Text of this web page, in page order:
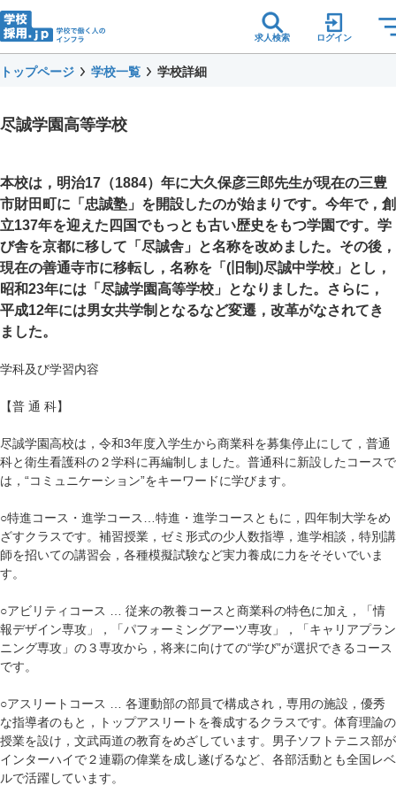
求人検索 ログイン
トップページ 学校一覧 学校詳細
尽誠学園高等学校
本校は，明治17（1884）年に大久保彦三郎先生が現在の三豊
市財田町に「忠誠塾」を開設したのが始まりです。今年で，創
立137年を迎えた四国でもっとも古い歴史をもつ学園です。学
び舎を京都に移して「尽誠舎」と名称を改めました。その後，
現在の善通寺市に移転し，名称を「(旧制)尽誠中学校」とし，
昭和23年には「尽誠学園高等学校」となりました。さらに，
平成12年には男女共学制となるなど変遷，改革がなされてき
ました。
学科及び学習内容
【普 通 科】
尽誠学園高校は，令和3年度入学生から商業科を募集停止にして，普通
科と衛生看護科の２学科に再編制しました。普通科に新設したコースで
は，“コミュニケーション”をキーワードに学びます。
○特進コース・進学コース…特進・進学コースともに，四年制大学をめ
ざすクラスです。補習授業，ゼミ形式の少人数指導，進学相談，特別講
師を招いての講習会，各種模擬試験など実力養成に力をそそいでいま
す。
○アビリティコース … 従来の教養コースと商業科の特色に加え，「情
報デザイン専攻」，「パフォーミングアーツ専攻」，「キャリアプラン
ニング専攻」の３専攻から，将来に向けての“学び”が選択できるコース
です。
○アスリートコース … 各運動部の部員で構成され，専用の施設，優秀
な指導者のもと，トップアスリートを養成するクラスです。体育理論の
授業を設け，文武両道の教育をめざしています。男子ソフトテニス部が
インターハイで２連覇の偉業を成し遂げるなど、各部活動とも全国レベ
ルで活躍しています。